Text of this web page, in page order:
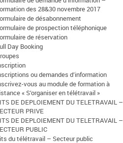
des 28&30 novembre 2017
de désabonnement
de prospection téléphonique
de réservation
Day Booking
ou demandes d’information
vous au module de formation à
« S’organiser en télétravail »
DE DEPLOIEMENT DU TELETRAVAIL –
PRIVE
DE DEPLOIEMENT DU TELETRAVAIL –
PUBLIC
du télétravail – Secteur public